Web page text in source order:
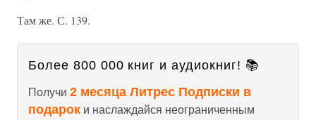
Там же. С. 139.
Более 800 000 книг и аудиокниг! 📚
Получи 2 месяца Литрес Подписки в
подарок и наслаждайся неограниченным